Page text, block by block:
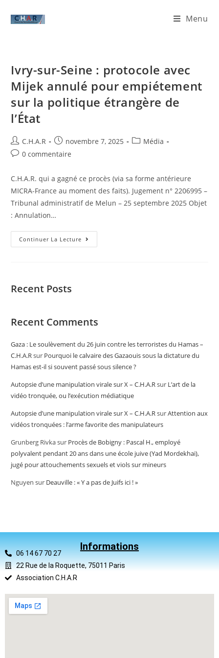
Menu
Ivry-sur-Seine : protocole avec
Mijek annulé pour empiétement
sur la politique étrangère de
l’État
C.H.A.R novembre 7, 2025
Média
0 commentaire
C.H.A.R. qui a gagné ce procès (via sa forme antérieure
MICRA-France au moment des faits). Jugement n° 2206995 –
Tribunal administratif de Melun – 25 septembre 2025 Objet
: Annulation…
Continuer La Lecture
Recent Posts
Recent Comments
Gaza : Le soulèvement du 26 juin contre les terroristes du Hamas –
C.H.A.Rsur Pourquoi le calvaire des Gazaouis sous la dictature du
Hamas est-il si souvent passé sous silence ?
Autopsie d’une manipulation virale sur X – C.H.A.Rsur L’art de la
vidéo tronquée, ou l’exécution médiatique
Autopsie d’une manipulation virale sur X – C.H.A.RsurAttention aux
vidéos tronquées : l’arme favorite des manipulateurs
Grunberg Rivkasur Procès de Bobigny : Pascal H., employé
polyvalent pendant 20 ans dans une école juive (Yad Mordekhai),
jugé pour attouchements sexuels et viols sur mineurs
Nguyen sur Deauville : « Y a pas de Juifs ici ! »
Informations
06 14 67 70 27
22 Rue de la Roquette, 75011 Paris
Association C.H.A.R